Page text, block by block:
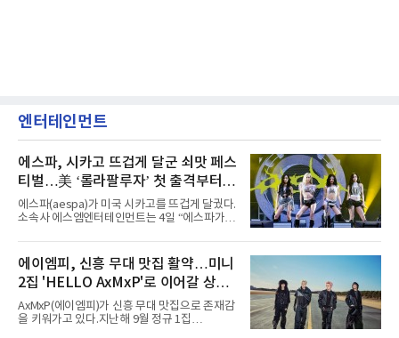
엔터테인먼트
에스파, 시카고 뜨겁게 달군 쇠맛 페스
티벌…美 ‘롤라팔루자’ 첫 출격부터
증명한 존재감
에스파(aespa)가 미국 시카고를 뜨겁게 달궜다.
소속사 에스엠엔터테인먼트는 4일 “에스파가
서 열린 ‘롤라팔루자 시카고’(Lollapalooza
Chicago)의 알리안츠 스테이지에 올랐다”며
“총 14곡으로 구성된 세트리스트를 선사, 데뷔 7
년 차다운 노련한 무대 매너와 파워풀한 에너지
로 현장의 분위기를 압도했다”고 밝혔다.1991
년 시작된 ‘롤라팔루자’는 8개 스테이지, 170여
팀의 아티스트와 40만 명 이상의 관객이 운집하
에이엠피, 신흥 무대 맛집 활약…미니
2집 'HELLO AxMxP'로 이어갈 상승
세
AxMxP(에이엠피)가 신흥 무대 맛집으로 존재감
을 키워가고 있다.지난해 9월 정규 1집